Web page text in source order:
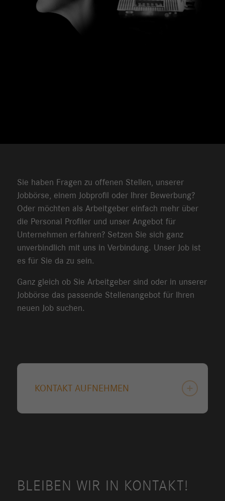
Sie haben Fragen zu offenen Stellen, unserer
Jobbörse, einem Jobprofil oder Ihrer Bewerbung?
Oder möchten als Arbeitgeber einfach mehr über
die Personal Profiler und unser Angebot für
Unternehmen erfahren? Setzen Sie sich ganz
unverbindlich mit uns in Verbindung. Unser Job ist
es für Sie da zu sein.
Ganz gleich ob Sie Arbeitgeber sind oder in unserer
Jobbörse das passende Stellenangebot für Ihren
neuen Job suchen.
KONTAKT AUFNEHMEN
BLEIBEN WIR IN KONTAKT!